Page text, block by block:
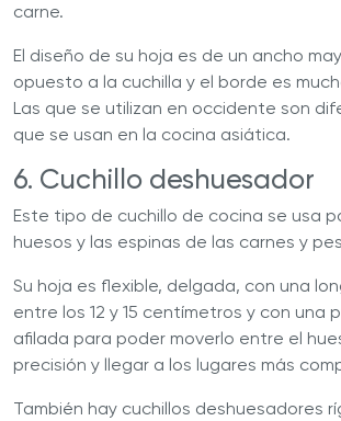
carne.
El diseño de su hoja es de un ancho
opuesto a la cuchilla y el borde es
Las que se utilizan en occidente son
que se usan en la cocina asiática.
6. Cuchillo deshuesador
Este tipo de cuchillo de cocina se usa
huesos y las espinas de las carnes y
Su hoja es flexible, delgada, con una
entre los 12 y 15 centímetros y con una
afilada para poder moverlo entre el
precisión y llegar a los lugares más
También hay cuchillos deshuesadores